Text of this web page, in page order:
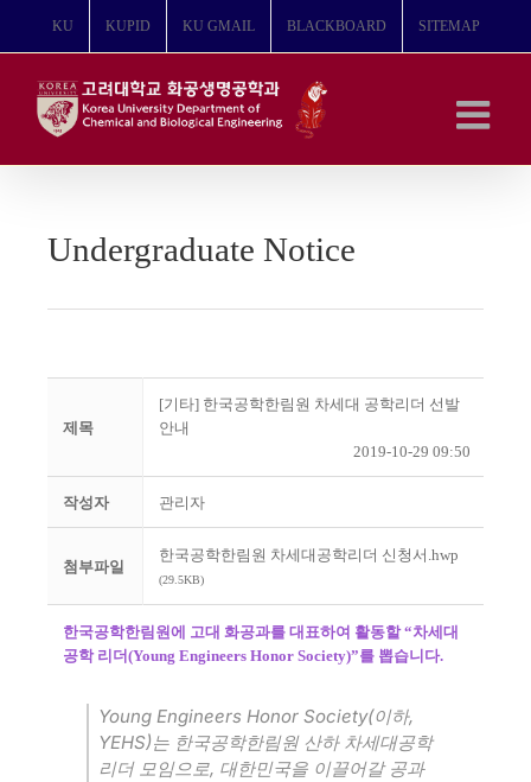
뛰
KU KUPID KU GMAIL BLACKBOARD SITEMAP
Undergraduate Notice
제목
[기타] 한국공학한림원 차세대 공학리더 선발
안내
2019-10-29 09:50
작성자 관리자
첨부파일
한국공학한림원 차세대공학리더 신청서.hwp
(29.5KB)
한국공학한림원에 고대 화공과를 대표하여 활동할“차세대
공학 리더 (Young Engineers Honor Society)”를 뽑습니다.
Young Engineers Honor Society(이하,
YEHS)는 한국공학한림원 산하 차세대공학
리더 모임으로, 대한민국을 이끌어갈 공과